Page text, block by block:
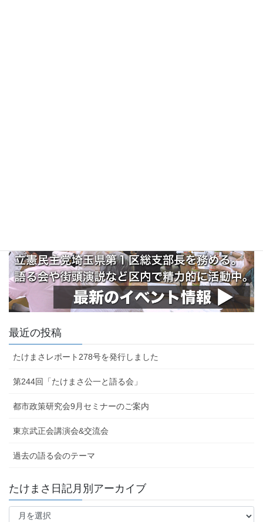
最近の投稿
たけまさレポート278号を発行しました
第244回「たけまさ公一と語る会」
都市政策研究会9月セミナーのご案内
東京武正会講演会&交流会
過去の語る会のテーマ
たけまさ日記月別アーカイブ
た